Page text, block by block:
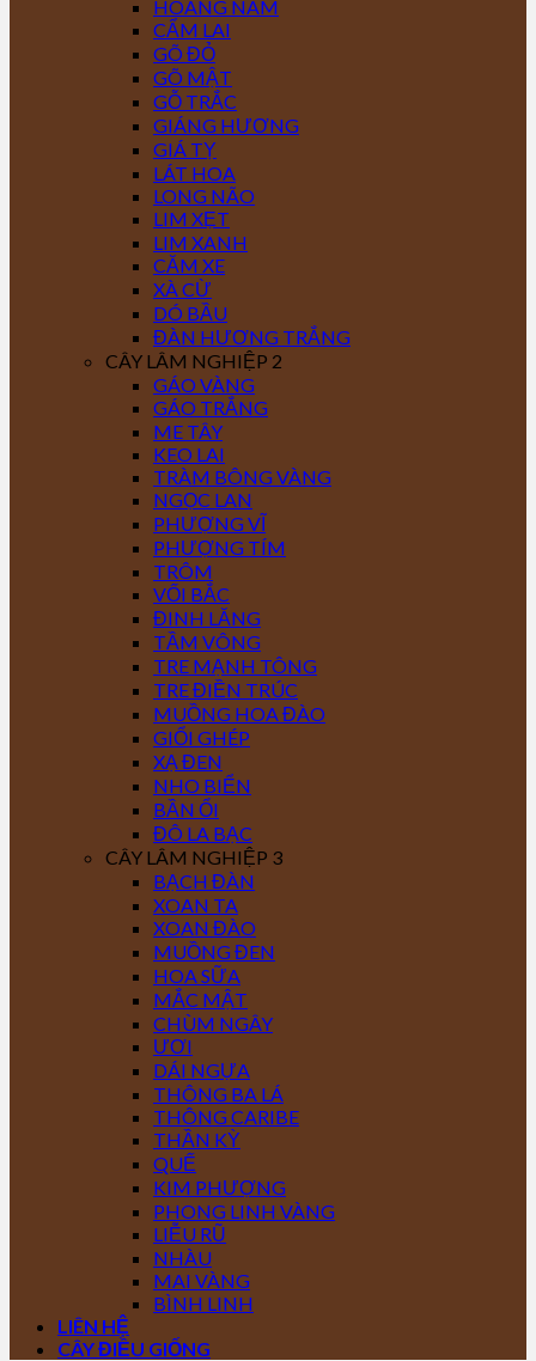
HOÀNG NAM
CẨM LAI
GÕ ĐỎ
GÕ MẬT
GỖ TRẮC
GIÁNG HƯƠNG
GIÁ TỴ
LÁT HOA
LONG NÃO
LIM XẸT
LIM XANH
CĂM XE
XÀ CỪ
DÓ BẦU
ĐÀN HƯƠNG TRẮNG
CÂY LÂM NGHIỆP 2
GÁO VÀNG
GÁO TRẮNG
ME TÂY
KEO LAI
TRÀM BÔNG VÀNG
NGỌC LAN
PHƯỢNG VĨ
PHƯỢNG TÍM
TRÔM
VỐI BẮC
ĐINH LĂNG
TẦM VÔNG
TRE MẠNH TÔNG
TRE ĐIỀN TRÚC
MUỒNG HOA ĐÀO
GIỔI GHÉP
XẠ ĐEN
NHO BIỂN
BẦN ỔI
ĐÔ LA BẠC
CÂY LÂM NGHIỆP 3
BẠCH ĐÀN
XOAN TA
XOAN ĐÀO
MUỒNG ĐEN
HOA SỮA
MẮC MẬT
CHÙM NGÂY
ƯƠI
DÁI NGỰA
THÔNG BA LÁ
THÔNG CARIBE
THẦN KỲ
QUẾ
KIM PHƯỢNG
PHONG LINH VÀNG
LIỄU RŨ
NHÀU
MAI VÀNG
BÌNH LINH
LIÊN HỆ
CÂY ĐIỀU GIỐNG